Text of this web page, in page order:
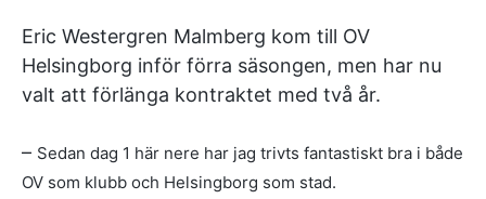
Eric Westergren Malmberg kom till OV
Helsingborg inför förra säsongen, men har nu
valt att förlänga kontraktet med två år.
– Sedan dag 1 här nere har jag trivts fantastiskt bra i både
OV som klubb och Helsingborg som stad.